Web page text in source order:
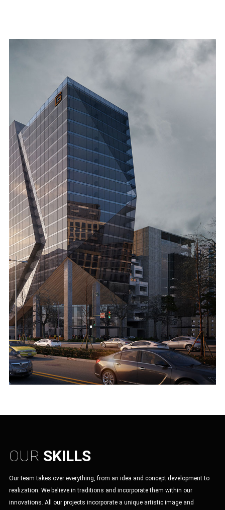
OUR SKILLS
Our team takes over everything, from an idea and concept development to
realization. We believe in traditions and incorporate them within our
innovations. All our projects incorporate a unique artistic image and